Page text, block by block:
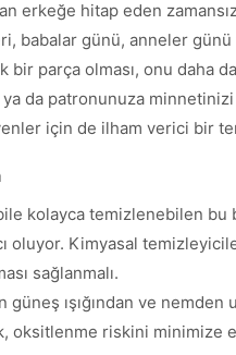
erkeğe hitap eden
babalar günü, anneler
bir parça olması, onu daha
ya da patronunuza
için de ilham verici bir
kolayca temizlenebilen bu
oluyor. Kimyasal
sağlanmalı.
güneş ışığından ve
oksitlenme riskini minimize